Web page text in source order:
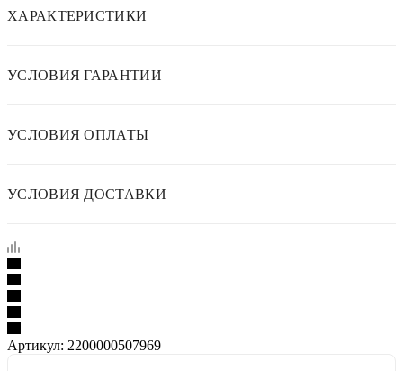
ХАРАКТЕРИСТИКИ
УСЛОВИЯ ГАРАНТИИ
УСЛОВИЯ ОПЛАТЫ
УСЛОВИЯ ДОСТАВКИ
Артикул: 2200000507969